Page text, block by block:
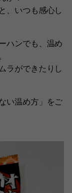
、いつも感心し
ハンでも、温め
ラができたりし
い温め方」をご